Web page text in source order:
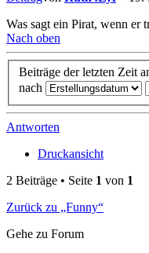
Was sagt ein Pirat, wenn er
Nach oben
Beiträge der letzten Zeit
nach
Antworten
Druckansicht
2 Beiträge • Seite 1 von 1
Zurück zu „Funny“
Gehe zu Forum